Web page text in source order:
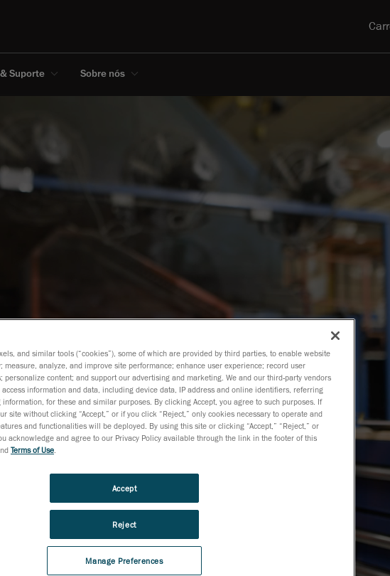
Suporte Sobre nós
and similar tools (“cookies”), some of which are provided by third parties, to enable website
measure, analyze, and improve site performance; enhance user experience; record user
personalize content; and support our advertising and marketing. We and our third-party vendors
access information and data, including device data, IP address and online identifiers, referring
information, for these and similar purposes. By clicking Accept, you agree to such purposes. If
site without clicking “Accept,” or if you click “Reject,” only cookies necessary to operate and
and functionalities will be deployed. By using this site or clicking “Accept,” “Reject,” or
acknowledge and agree to our Privacy Policy available through the link in the footer of this
Terms of Use
Manage Preferences
Reject
Accept